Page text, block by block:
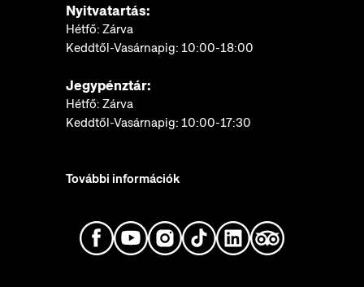
Nyitvatartás:
Hétfő: Zárva
Keddtől-Vasárnapig: 10:00-18:00
Jegypénztár:
Hétfő: Zárva
Keddtől-Vasárnapig: 10:00-17:30
További információk